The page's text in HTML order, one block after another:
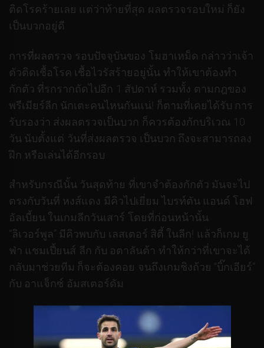
ติดโรคร้ายเลย แต่ว่าท้ายที่สุด ผลตรวจรอบใหม่ ก็ยัง
เป็นบวกอยู่ดี
การที่ผลตรวจ รอบปัจจุบันของ โมฮาเหม็ด กล่าวว่าเจ้า
ตัวติดเชื้อโรค เชื้อไวรัสร้ายอยู่นั้น ทำให้เขาต้องทำ
กักตัว ที่รกรากถัดไปอีก 1 สัปดาห์ รวมทั้ง ตามกฎของ
พรีเมียร์ลีก นักเตะคนไหนกันแน่! ก็ตามที่เคยได้รับ การ
รับรองว่า ส่งผลตรวจเป็นบวก ก็ควรต้องกักบริเวณ 10
วัน นับตั้งแต่ วันที่ส่งผลตรวจ เป็นบวก ถึงจะสามารถลง
ฝึก หรือเล่นได้อีกรอบ
สำหรับกรณีนั้น วันสุดท้าย ที่เขาจำต้องกักตัว มันจะไป
ตรงกับวันที่ หงส์แดง มีคิวไปเยี่ยม ไบรท์ตัน แอนด์ โฮฟ
อัลเบี้ยน ในเกมลีกวันเสาร์ โดยที่ก่อนหน้านั้น
“ลิเวอร์พูล” มีคิวพบกับ เลสเตอร์ สิตี้ ในลีก! แล้วก็เกม ยู
ฟ่า แชมเปี้ยนส์ ลีก กับ อตาลันต้า ทำให้กว่าที่เขาจะได้
กลับมาช่วยทีม ก็จะต้องคอย จนถึงเกมชิงถ้วย “บิ๊กเอียร์”
กับ อาแจ็กซ์ อัมสเตอร์ดัม